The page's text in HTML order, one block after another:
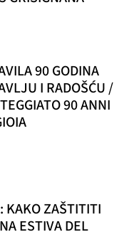
90 GODINA
I RADOŠĆU /
90 ANNI
KAKO ZAŠTITITI
ESTIVA DEL